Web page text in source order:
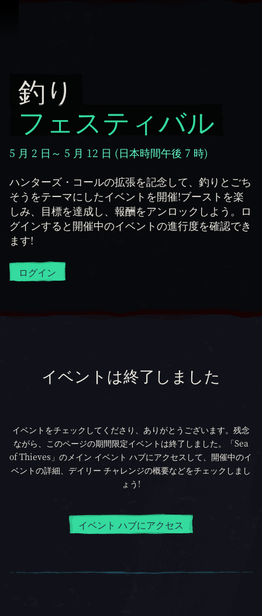
釣り フェスティバル
釣り
フェスティバル
5 月 2 日～ 5 月 12 日 (日本時間午後 7 時)
ハンターズ・コールの拡張を記念して、釣りとごち
そうをテーマにしたイベントを開催!ブーストを楽
しみ、目標を達成し、報酬をアンロックしよう。ロ
グインすると開催中のイベントの進行度を確認でき
ます!
ログイン
イベントは終了しました
イベントをチェックしてくださり、ありがとうございます。残念
ながら、このページの期間限定イベントは終了しました。「Sea
of Thieves」のメイン イベント ハブにアクセスして、開催中のイ
ベントの詳細、デイリー チャレンジの概要などをチェックしまし
ょう!
イベント ハブにアクセス